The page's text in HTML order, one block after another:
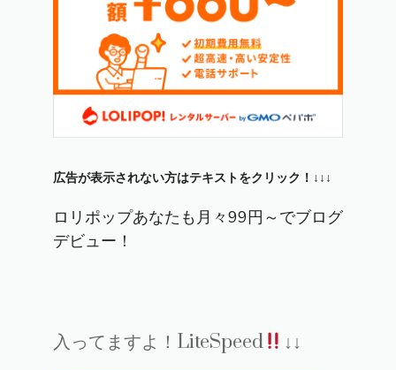
広告が表示されない方はテキストをクリック！↓↓↓
ロリポップあなたも月々99円～でブログ
デビュー！
入ってますよ！LiteSpeed ↓↓